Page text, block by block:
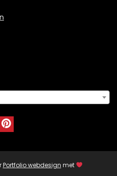
Portfolio webdesign met